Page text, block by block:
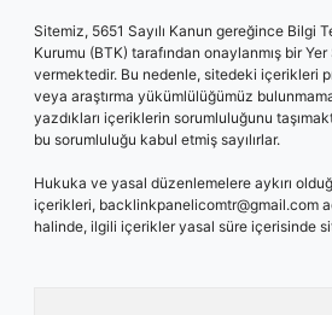
Sitemiz, 5651 Sayılı Kanun gereğince Bilgi
Kurumu (BTK) tarafından onaylanmış bir
vermektedir. Bu nedenle, sitedeki içerikleri
veya araştırma yükümlülüğümüz
yazdıkları içeriklerin sorumluluğunu
bu sorumluluğu kabul etmiş sayılırlar.
Hukuka ve yasal düzenlemelere aykırı
içerikleri, backlinkpanelicomtr@gmail.com
halinde, ilgili içerikler yasal süre içerisinde